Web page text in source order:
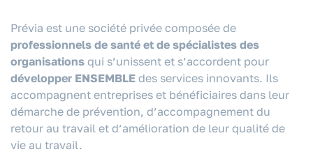
Prévia est une société privée composée de
professionnels de santé et de spécialistes des
organisations qui s’unissent et s’accordent pour
développer ENSEMBLE des services innovants. Ils
accompagnent entreprises et bénéficiaires dans leur
démarche de prévention, d’accompagnement du
retour au travail et d’amélioration de leur qualité de
vie au travail.